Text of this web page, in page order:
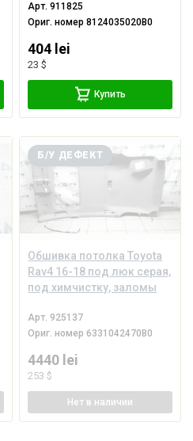
Арт.911825
Ориг. номер8124035020B0
404 lei
23 $
Купить
Обшивка потолка Toyota
Rav4 16-18 под люк серая,
под химчистку, заломы
Б/У ДЕФЕКТ
Арт. 925137
Ориг. номер 6331042470B0
4440 lei
253 $
Нет в наличии